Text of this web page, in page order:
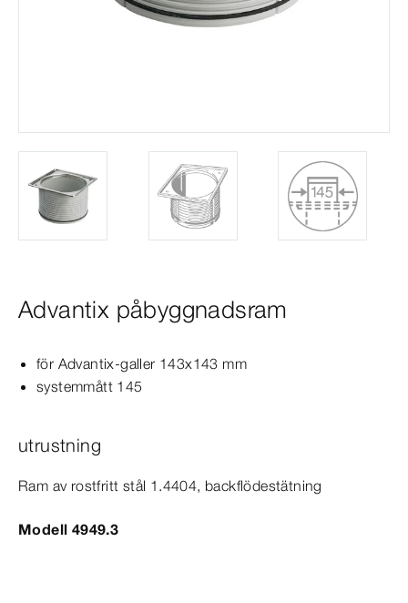
Advantix påbyggnadsram
för Advantix-galler 143x143 mm
systemmått 145
utrustning
Ram av rostfritt stål 1.4404, backflödestätning
Modell 4949.3